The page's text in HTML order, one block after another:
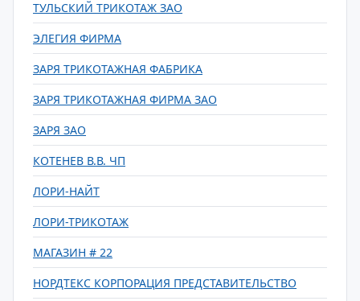
ТУЛЬСКИЙ ТРИКОТАЖ ЗАО
ЭЛЕГИЯ ФИРМА
ЗАРЯ ТРИКОТАЖНАЯ ФАБРИКА
ЗАРЯ ТРИКОТАЖНАЯ ФИРМА ЗАО
ЗАРЯ ЗАО
КОТЕНЕВ В.В. ЧП
ЛОРИ-НАЙТ
ЛОРИ-ТРИКОТАЖ
МАГАЗИН # 22
НОРДТЕКС КОРПОРАЦИЯ ПРЕДСТАВИТЕЛЬСТВО